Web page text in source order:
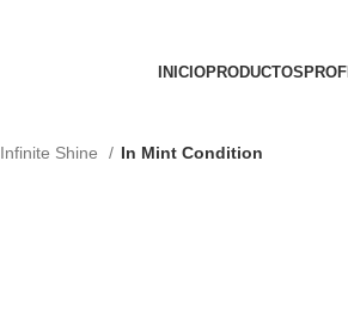
INICIOPRODUCTOS
Infinite Shine In Mint Condition